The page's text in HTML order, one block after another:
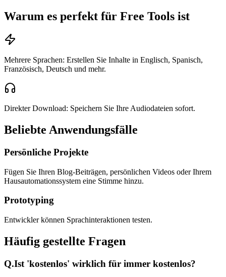
Warum es perfekt für Free Tools ist
Mehrere Sprachen: Erstellen Sie Inhalte in Englisch, Spanisch,
Französisch, Deutsch und mehr.
Direkter Download: Speichern Sie Ihre Audiodateien sofort.
Beliebte Anwendungsfälle
Persönliche Projekte
Fügen Sie Ihren Blog-Beiträgen, persönlichen Videos oder Ihrem
Hausautomationssystem eine Stimme hinzu.
Prototyping
Entwickler können Sprachinteraktionen testen.
Häufig gestellte Fragen
Q.Ist 'kostenlos' wirklich für immer kostenlos?